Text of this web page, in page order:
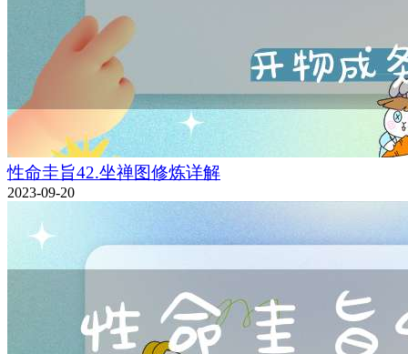
性命圭旨42.坐禅图修炼详解
2023-09-20